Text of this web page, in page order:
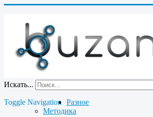
Искать...
Toggle Navigation
Разное
Методика